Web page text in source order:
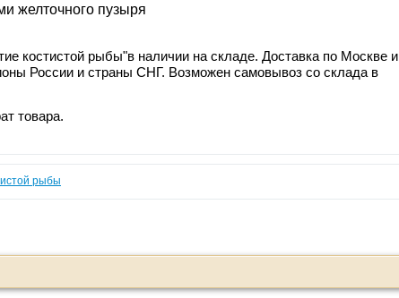
желточного пузыря
костистой рыбы"в наличии на складе. Доставка по Москве и
России и страны СНГ. Возможен самовывоз со склада в
товара.
рыбы